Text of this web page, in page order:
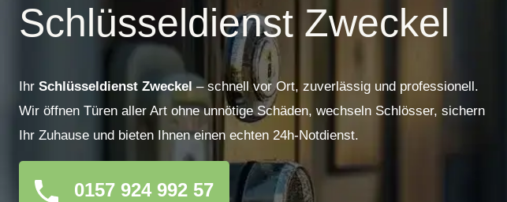
Schlüsseldienst Zweckel
Ihr Schlüsseldienst Zweckel– schnell vor Ort, zuverlässig und professionell.
Wir öffnen Türen aller Art ohne unnötige Schäden, wechseln Schlösser, sichern
Ihr Zuhause und bieten Ihnen einen echten 24h-Notdienst.
0157 924 992 57